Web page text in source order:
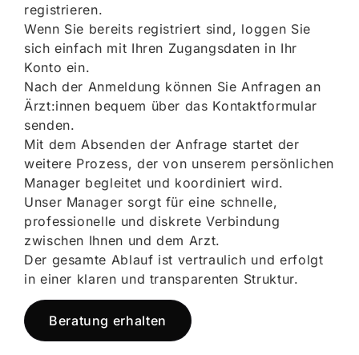
registrieren.
Wenn Sie bereits registriert sind, loggen Sie
sich einfach mit Ihren Zugangsdaten in Ihr
Konto ein.
Nach der Anmeldung können Sie Anfragen an
Ärzt:innen bequem über das Kontaktformular
senden.
Mit dem Absenden der Anfrage startet der
weitere Prozess, der von unserem persönlichen
Manager begleitet und koordiniert wird.
Unser Manager sorgt für eine schnelle,
professionelle und diskrete Verbindung
zwischen Ihnen und dem Arzt.
Der gesamte Ablauf ist vertraulich und erfolgt
in einer klaren und transparenten Struktur.
Beratung erhalten